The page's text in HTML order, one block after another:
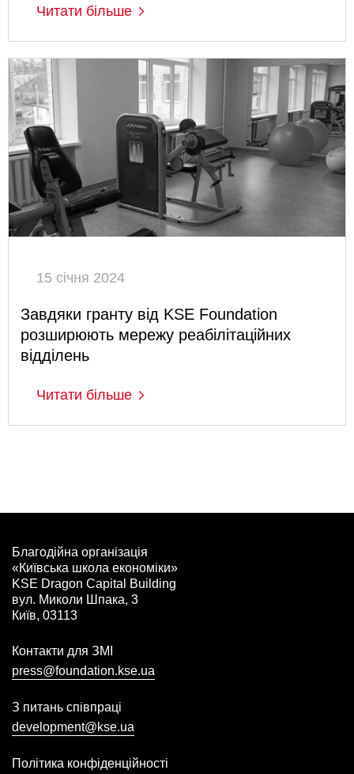
Читати більше
15 січня 2024
Завдяки гранту від KSE Foundation
розширюють мережу реабілітаційних
відділень
Читати більше
Благодійна організація
«Київська школа економіки»
KSE Dragon Capital Building
вул. Миколи Шпака, 3
Київ, 03113
Контакти для ЗМІ
press@foundation.kse.ua
З питань співпраці
development@kse.ua
Політика конфіденційності